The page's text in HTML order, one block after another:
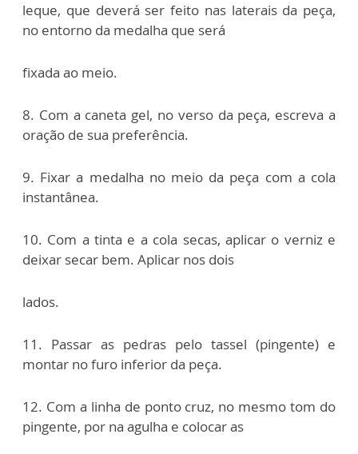
leque, que deverá ser feito nas laterais da peça,
no entorno da medalha que será
fixada ao meio.
8. Com a caneta gel, no verso da peça, escreva a
oração de sua preferência.
9. Fixar a medalha no meio da peça com a cola
instantânea.
10. Com a tinta e a cola secas, aplicar o verniz e
deixar secar bem. Aplicar nos dois
lados.
11. Passar as pedras pelo tassel (pingente) e
montar no furo inferior da peça.
12. Com a linha de ponto cruz, no mesmo tom do
pingente, por na agulha e colocar as